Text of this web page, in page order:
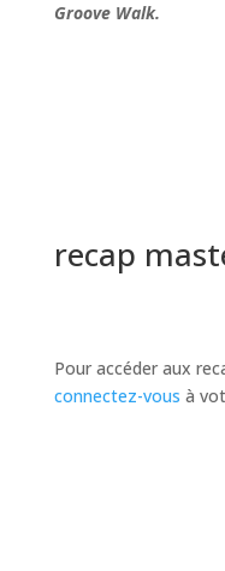
Groove Walk.
recap
Pour accéder aux
connectez-vous à